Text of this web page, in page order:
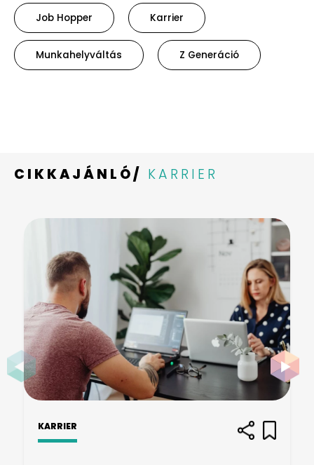
Job Hopper Karrier
Munkahelyváltás Z Generáció
CIKKAJÁNLÓ/ KARRIER
KARRIER